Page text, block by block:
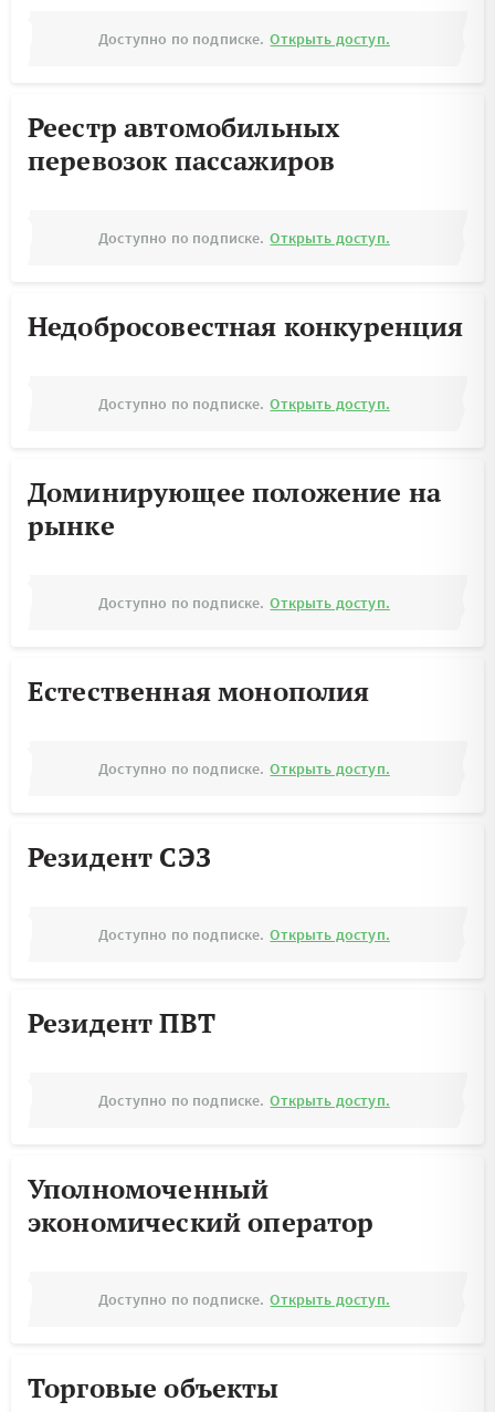
Доступно по подписке. Открыть доступ.
Реестр автомобильных
перевозок пассажиров
Доступно по подписке. Открыть доступ.
Недобросовестная конкуренция
Доступно по подписке. Открыть доступ.
Доминирующее положение на
рынке
Доступно по подписке. Открыть доступ.
Естественная монополия
Доступно по подписке. Открыть доступ.
Резидент СЭЗ
Доступно по подписке. Открыть доступ.
Резидент ПВТ
Доступно по подписке. Открыть доступ.
Уполномоченный
экономический оператор
Доступно по подписке. Открыть доступ.
Торговые объекты